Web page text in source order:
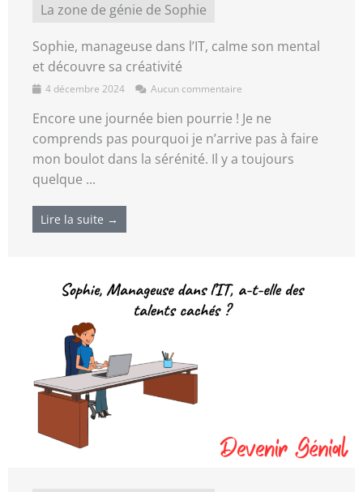
La zone de génie de Sophie
Sophie, manageuse dans l’IT, calme son mental
et découvre sa créativité
4 décembre 2024 Aucun commentaire
Encore une journée bien pourrie ! Je ne
comprends pas pourquoi je n’arrive pas à faire
mon boulot dans la sérénité. Il y a toujours
quelque ...
Lire la suite →